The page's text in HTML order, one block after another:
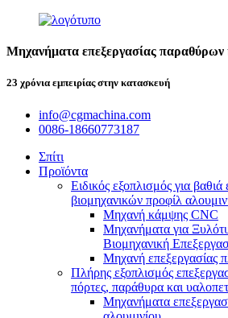
Μηχανήματα επεξεργασίας παραθύρων
23 χρόνια εμπειρίας στην κατασκευή
info@cgmachina.com
0086-18660773187
Σπίτι
Προϊόντα
Ειδικός εξοπλισμός για βαθιά
βιομηχανικών προφίλ
Μηχανή κάμψης CNC
Μηχανήματα για
Βιομηχανική
Μηχανή επεξεργασίας
Πλήρης εξοπλισμός
πόρτες, παράθυρα και
Μηχανήματα